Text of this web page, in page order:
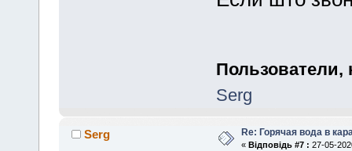
Пользователи,
Serg
Serg Re: Горячая вода в
« Відповідь #7 : 27-05-